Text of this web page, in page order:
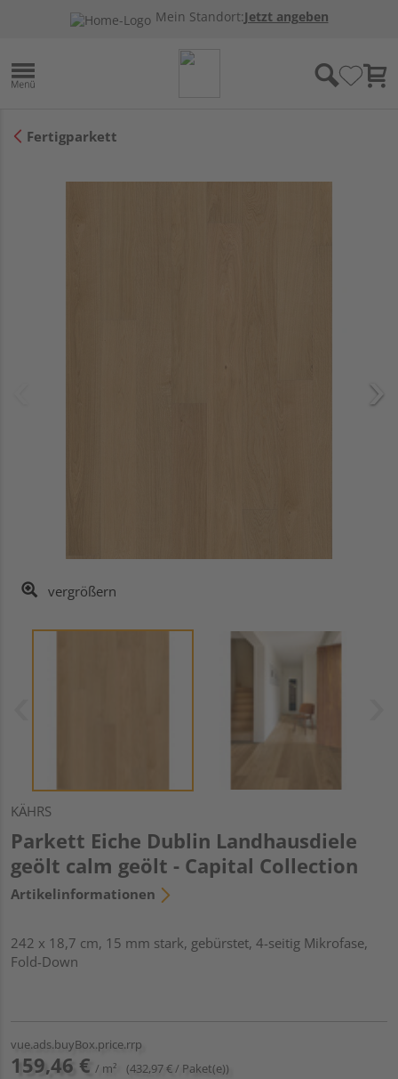
Mein Standort:Jetzt angeben
Fertigparkett
vergrößern
KÄHRS
Parkett Eiche Dublin Landhausdiele
geölt calm geölt - Capital Collection
Artikelinformationen
242 x 18,7 cm, 15 mm stark, gebürstet, 4-seitig Mikrofase,
Fold-Down
vue.ads.buyBox.price.rrp
159,46 € / m² (432,97 € / Paket(e))